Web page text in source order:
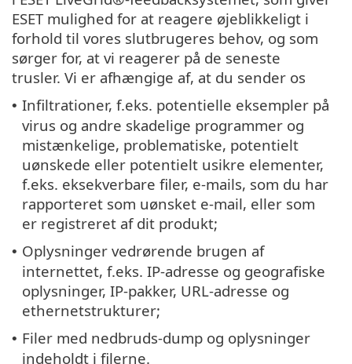
ESET mulighed for at reagere øjeblikkeligt i
forhold til vores slutbrugeres behov, og som
sørger for, at vi reagerer på de seneste
trusler. Vi er afhængige af, at du sender os
• Infiltrationer, f.eks. potentielle eksempler på
virus og andre skadelige programmer og
mistænkelige, problematiske, potentielt
uønskede eller potentielt usikre elementer,
f.eks. eksekverbare filer, e-mails, som du har
rapporteret som uønsket e-mail, eller som
er registreret af dit produkt;
• Oplysninger vedrørende brugen af
internettet, f.eks. IP-adresse og geografiske
oplysninger, IP-pakker, URL-adresse og
ethernetstrukturer;
• Filer med nedbruds-dump og oplysninger
indeholdt i filerne.